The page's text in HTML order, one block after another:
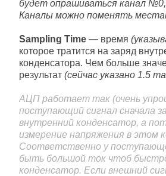
будет опрашиваться канал
Каналы можно поменять
Sampling Time — время
которое тратится на заряд
конденсатора. Чем больше
результат (сейчас указано 1.5
АЦП работает так (очень
поступающий сигнал сначала
внутренний конденсатор, а
измерение напряжения в этом
Соответственно у
быть большой ток чтоб
конденсатор. Если внешний